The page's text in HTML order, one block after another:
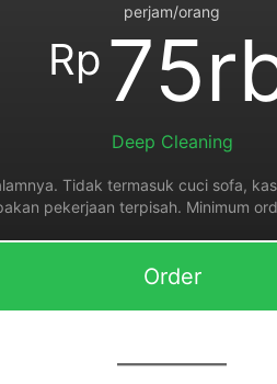
perjam/orang
Rp
Deep Cleaning
Tidak termasuk cuci sofa,
pekerjaan terpisah. Minimum
Order